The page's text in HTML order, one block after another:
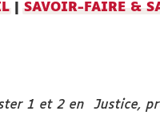
| SAVOIR-FAIRE &
1 et 2 en Justice,